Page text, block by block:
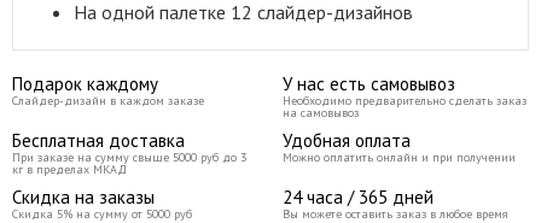
На одной палетке 12 слайдер-дизайнов
Подарок каждому
Слайдер-дизайн в каждом заказе
У нас есть самовывоз
Необходимо предварительно сделать заказ
на самовывоз
Бесплатная доставка
При заказе на сумму свыше 5000 руб до 3
кг в пределах МКАД
Удобная оплата
Можно оплатить онлайн и при получении
Скидка на заказы
Скидка 5% на сумму от 5000 руб
24 часа / 365 дней
Вы можете оставить заказ в любое время